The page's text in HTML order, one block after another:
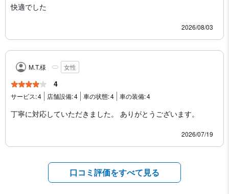
快適でした
2026/08/03
M.T.様 女性
4
サービス:4 店舗設備:4 車の状態:4 車の装備:4
丁寧に対応していただきました。 ありがとうございます。
2026/07/19
口コミ評価をすべて見る